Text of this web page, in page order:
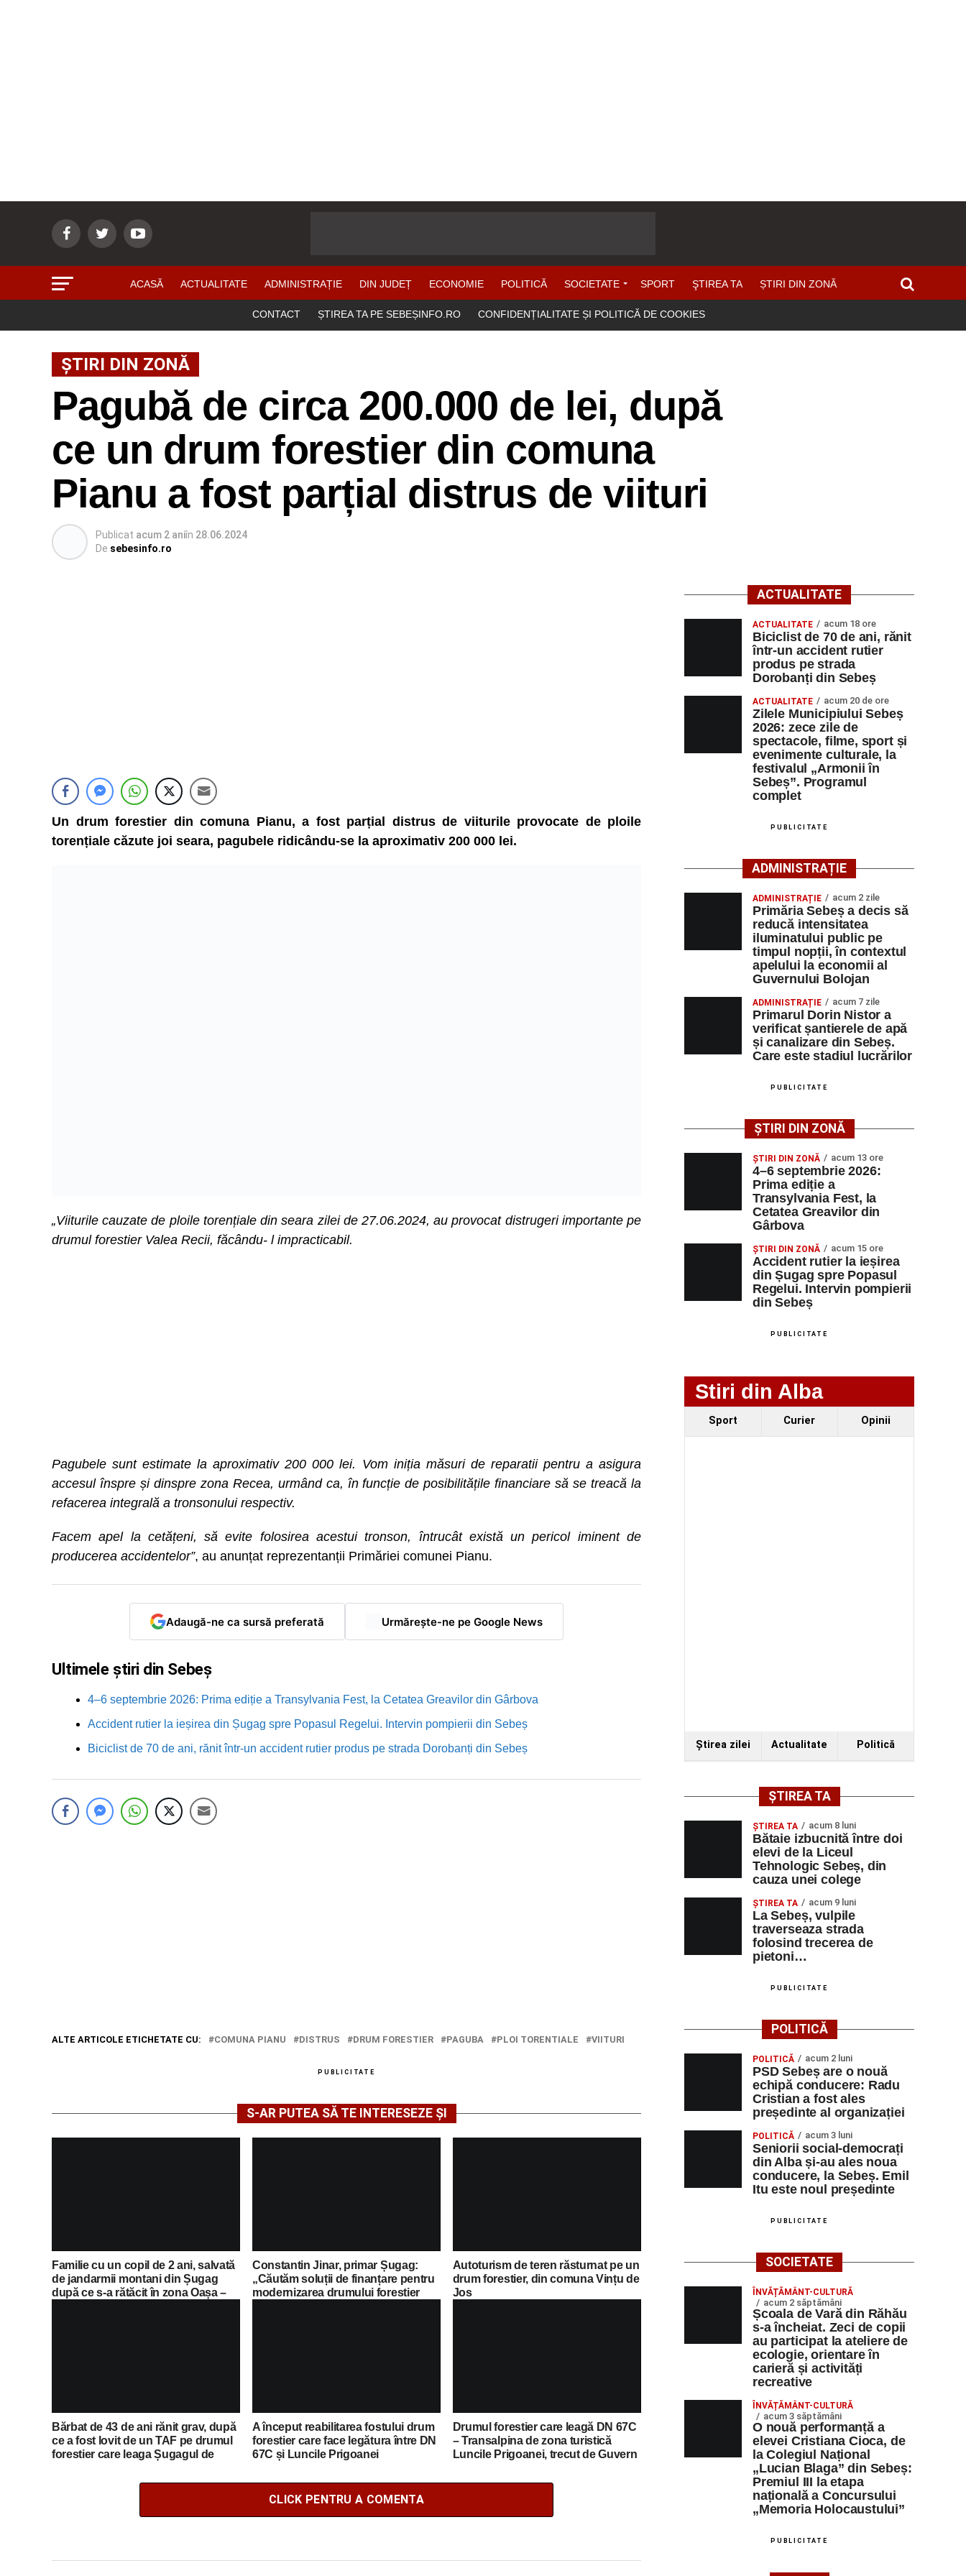
ACASĂ ACTUALITATE ADMINISTRAȚIE DIN JUDEȚ ECONOMIE POLITICĂ SOCIETATE SPORT ŞTIREA TA ȘTIRI DIN ZONĂ
CONTACT ȘTIREA TA PE SEBEȘINFO.RO CONFIDENȚIALITATE ȘI POLITICĂ DE COOKIES
ȘTIRI DIN ZONĂ
Pagubă de circa 200.000 de lei, după
ce un drum forestier din comuna
Pianu a fost parțial distrus de viituri
Publicat acum 2 aniîn 28.06.2024
De sebesinfo.ro
Un drum forestier din comuna Pianu, a fost parțial distrus de viiturile provocate de ploile
torențiale căzute joi seara, pagubele ridicându-se la aproximativ 200 000 lei.
„Viiturile cauzate de ploile torențiale din seara zilei de 27.06.2024, au provocat distrugeri importante pe
drumul forestier Valea Recii, făcându- l impracticabil.
Pagubele sunt estimate la aproximativ 200 000 lei. Vom iniția măsuri de reparatii pentru a asigura
accesul înspre și dinspre zona Recea, urmând ca, în funcție de posibilitățile financiare să se treacă la
refacerea integrală a tronsonului respectiv.
Facem apel la cetățeni, să evite folosirea acestui tronson, întrucât există un pericol iminent de
producerea accidentelor”, au anunțat reprezentanții Primăriei comunei Pianu.
Adaugă-ne ca sursă preferată Urmărește-ne pe Google News
Ultimele știri din Sebeș
4–6 septembrie 2026: Prima ediție a Transylvania Fest, la Cetatea Greavilor din Gârbova
Accident rutier la ieșirea din Șugag spre Popasul Regelui. Intervin pompierii din Sebeș
Biciclist de 70 de ani, rănit într-un accident rutier produs pe strada Dorobanți din Sebeș
ALTE ARTICOLE ETICHETATE CU: COMUNA PIANU DISTRUS DRUM FORESTIER PAGUBA PLOI TORENTIALE VIITURI
PUBLICITATE
S-AR PUTEA SĂ TE INTERESEZE ȘI
Familie cu un copil de 2 ani, salvată
de jandarmii montani din Șugag
după ce s-a rătăcit în zona Oașa –
Constantin Jinar, primar Șugag:
„Căutăm soluții de finanțare pentru
modernizarea drumului forestier
Autoturism de teren răsturnat pe un
drum forestier, din comuna Vințu de
Jos
Bărbat de 43 de ani rănit grav, după
ce a fost lovit de un TAF pe drumul
forestier care leaga Șugagul de
A început reabilitarea fostului drum
forestier care face legătura între DN
67C și Luncile Prigoanei
Drumul forestier care leagă DN 67C
– Transalpina de zona turistică
Luncile Prigoanei, trecut de Guvern
comunei Șugag
CLICK PENTRU A COMENTA
ACTUALITATE
ACTUALITATE acum 18 ore
Biciclist de 70 de ani, rănit
într-un accident rutier
produs pe strada
Dorobanți din Sebeș
ACTUALITATE acum 20 de ore
Zilele Municipiului Sebeș
2026: zece zile de
spectacole, filme, sport și
evenimente culturale, la
festivalul „Armonii în
Sebeș”. Programul
complet
PUBLICITATE
ADMINISTRAȚIE
ADMINISTRAȚIE acum 2 zile
Primăria Sebeș a decis să
reducă intensitatea
iluminatului public pe
timpul nopții, în contextul
apelului la economii al
Guvernului Bolojan
ADMINISTRAȚIE acum 7 zile
Primarul Dorin Nistor a
verificat șantierele de apă
și canalizare din Sebeș.
Care este stadiul lucrărilor
PUBLICITATE
ȘTIRI DIN ZONĂ
ȘTIRI DIN ZONĂ acum 13 ore
4–6 septembrie 2026:
Prima ediție a
Transylvania Fest, la
Cetatea Greavilor din
Gârbova
ȘTIRI DIN ZONĂ acum 15 ore
Accident rutier la ieșirea
din Șugag spre Popasul
Regelui. Intervin pompierii
din Sebeș
PUBLICITATE
Stiri din Alba
Sport Curier Opinii
Ştirea zilei Actualitate Politică
ȘTIREA TA
ŞTIREA TA acum 8 luni
Bătaie izbucnită între doi
elevi de la Liceul
Tehnologic Sebeș, din
cauza unei colege
ŞTIREA TA acum 9 luni
La Sebeș, vulpile
traverseaza strada
folosind trecerea de
pietoni…
PUBLICITATE
POLITICĂ
POLITICĂ acum 2 luni
PSD Sebeș are o nouă
echipă conducere: Radu
Cristian a fost ales
președinte al organizației
POLITICĂ acum 3 luni
Seniorii social-democrați
din Alba și-au ales noua
conducere, la Sebeș. Emil
Itu este noul președinte
PUBLICITATE
SOCIETATE
ÎNVĂȚĂMÂNT-CULTURĂ
acum 2 săptămâni
Școala de Vară din Răhău
s-a încheiat. Zeci de copii
au participat la ateliere de
ecologie, orientare în
carieră și activități
recreative
ÎNVĂȚĂMÂNT-CULTURĂ
acum 3 săptămâni
O nouă performanță a
elevei Cristiana Cioca, de
la Colegiul Național
„Lucian Blaga” din Sebeș:
Premiul III la etapa
națională a Concursului
„Memoria Holocaustului”
PUBLICITATE